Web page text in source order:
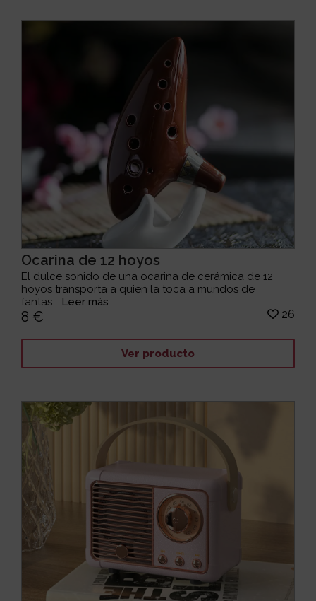
Ocarina de 12 hoyos
El dulce sonido de una ocarina de cerámica de 12
hoyos transporta a quien la toca a mundos de
fantas... Leer más
8 € 26
Ver producto